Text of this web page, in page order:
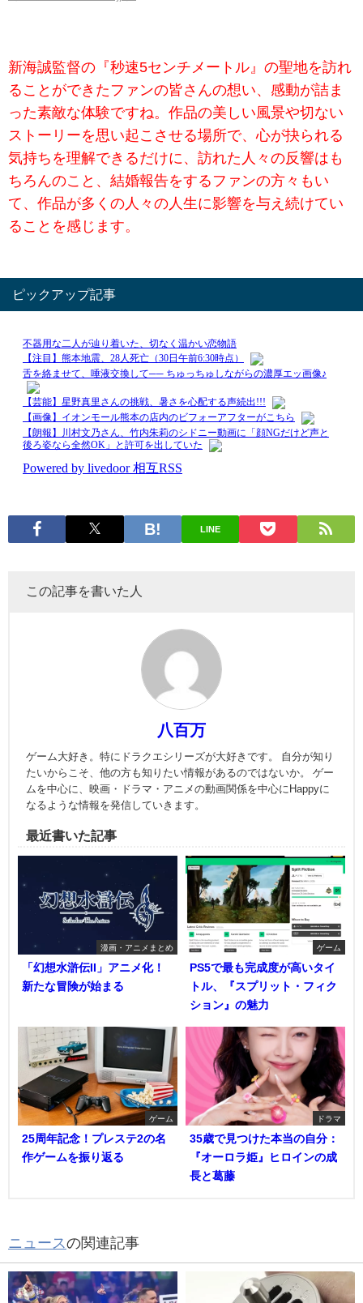
新海誠監督の『秒速5センチメートル』の聖地を訪れ
ることができたファンの皆さんの想い、感動が詰ま
った素敵な体験ですね。作品の美しい風景や切ない
ストーリーを思い起こさせる場所で、心が抉られる
気持ちを理解できるだけに、訪れた人々の反響はも
ちろんのこと、結婚報告をするファンの方々もい
て、作品が多くの人々の人生に影響を与え続けてい
ることを感じます。
ピックアップ記事
LINE
この記事を書いた人
八百万
ゲーム大好き。特にドラクエシリーズが大好きです。 自分が知り
たいからこそ、他の方も知りたい情報があるのではないか。 ゲー
ムを中心に、映画・ドラマ・アニメの動画関係を中心にHappyに
なるような情報を発信していきます。
最近書いた記事
漫画・アニメまとめ
「幻想水滸伝II」アニメ化！
新たな冒険が始まる
ゲーム
PS5で最も完成度が高いタイ
トル、『スプリット・フィク
ション』の魅力
ゲーム
25周年記念！プレステ2の名
作ゲームを振り返る
ドラマ
35歳で見つけた本当の自分：
『オーロラ姫』ヒロインの成
長と葛藤
ニュースの関連記事